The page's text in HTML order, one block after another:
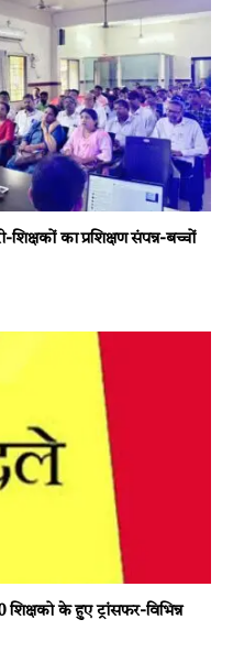
शिक्षकों का प्रशिक्षण संपन्न-बच्चों
के हुए ट्रांसफर-विभिन्न